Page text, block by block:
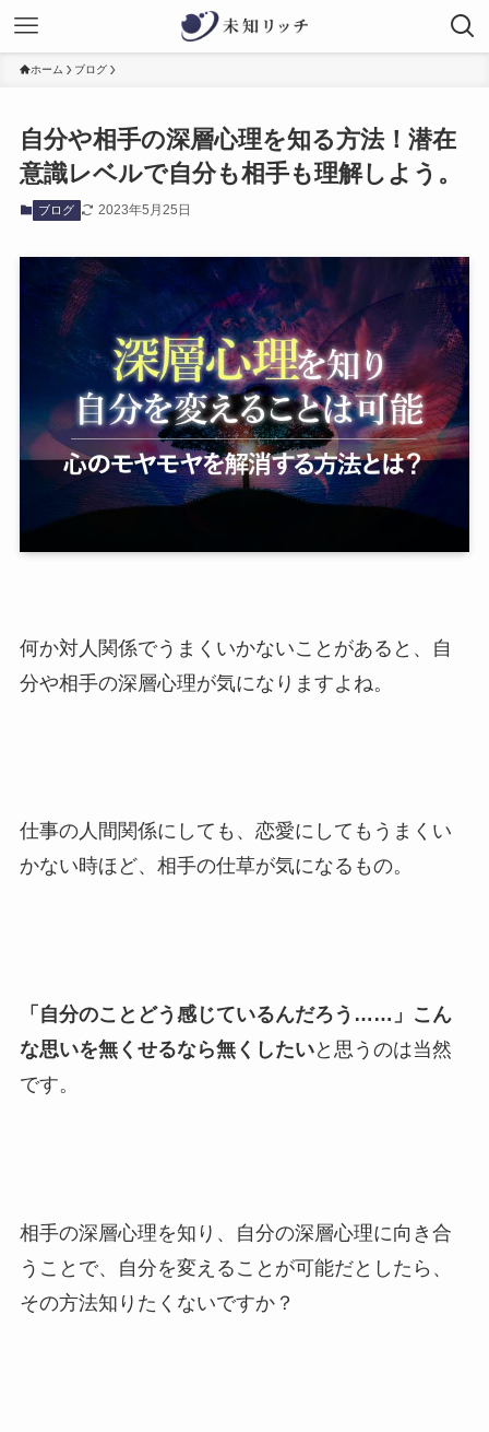
ホーム ブログ
自分や相手の深層心理を知る方法！潜在
意識レベルで自分も相手も理解しよう。
ブログ 2023年5月25日
何か対人関係でうまくいかないことがあると、自
分や相手の深層心理が気になりますよね。
仕事の人間関係にしても、恋愛にしてもうまくい
かない時ほど、相手の仕草が気になるもの。
「自分のことどう感じているんだろう……」こん
な思いを無くせるなら無くしたいと思うのは当然
です。
相手の深層心理を知り、自分の深層心理に向き合
うことで、自分を変えることが可能だとしたら、
その方法知りたくないですか？